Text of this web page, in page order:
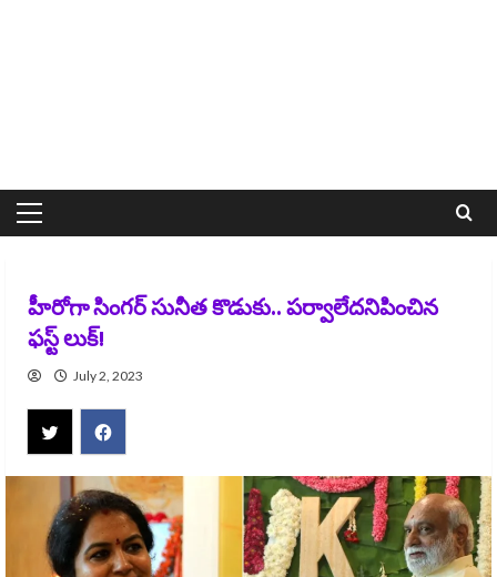
Primary
హీరోగా సింగర్ సునీత కొడుకు.. పర్వాలేదనిపించిన
ఫస్ట్ లుక్!
July 2, 2023